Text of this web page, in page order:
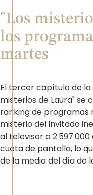
"Los
los
martes
El tercer capítulo de la
misterios de Laura" se
ranking de programas
misterio del invitado
al televisor a
cuota de pantalla, lo
de la media del día de